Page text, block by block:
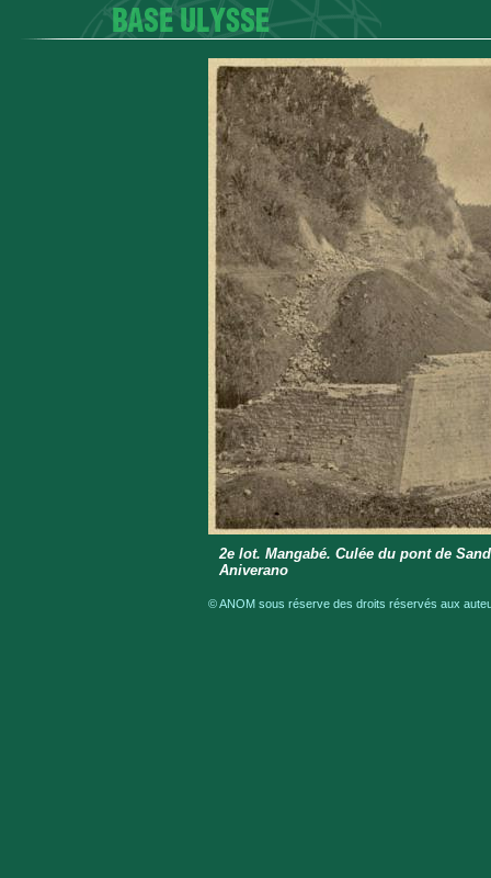
2e lot. Mangabé. Culée du pont de
Aniverano
© ANOM sous réserve des droits réservés aux